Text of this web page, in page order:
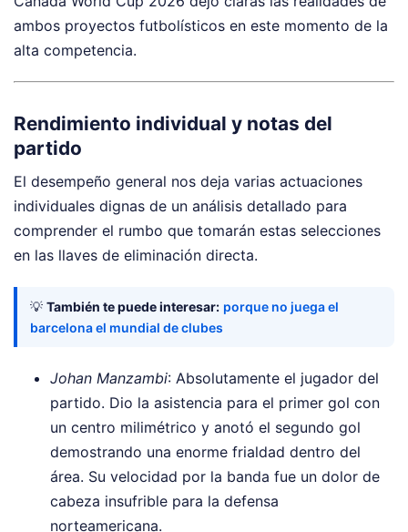
ambos proyectos futbolísticos en este momento de la
alta competencia.
Rendimiento individual y notas del
partido
El desempeño general nos deja varias actuaciones
individuales dignas de un análisis detallado para
comprender el rumbo que tomarán estas selecciones
en las llaves de eliminación directa.
💡 También te puede interesar: porque no juega el
barcelona el mundial de clubes
Johan Manzambi: Absolutamente el jugador del
partido. Dio la asistencia para el primer gol con
un centro milimétrico y anotó el segundo gol
demostrando una enorme frialdad dentro del
área. Su velocidad por la banda fue un dolor de
cabeza insufrible para la defensa
norteamericana.